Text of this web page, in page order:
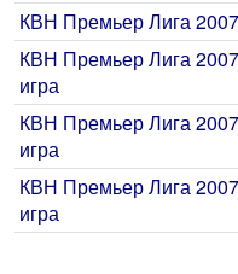
КВН Премьер Лига
КВН Премьер Лига
игра
КВН Премьер Лига
игра
КВН Премьер Лига
игра